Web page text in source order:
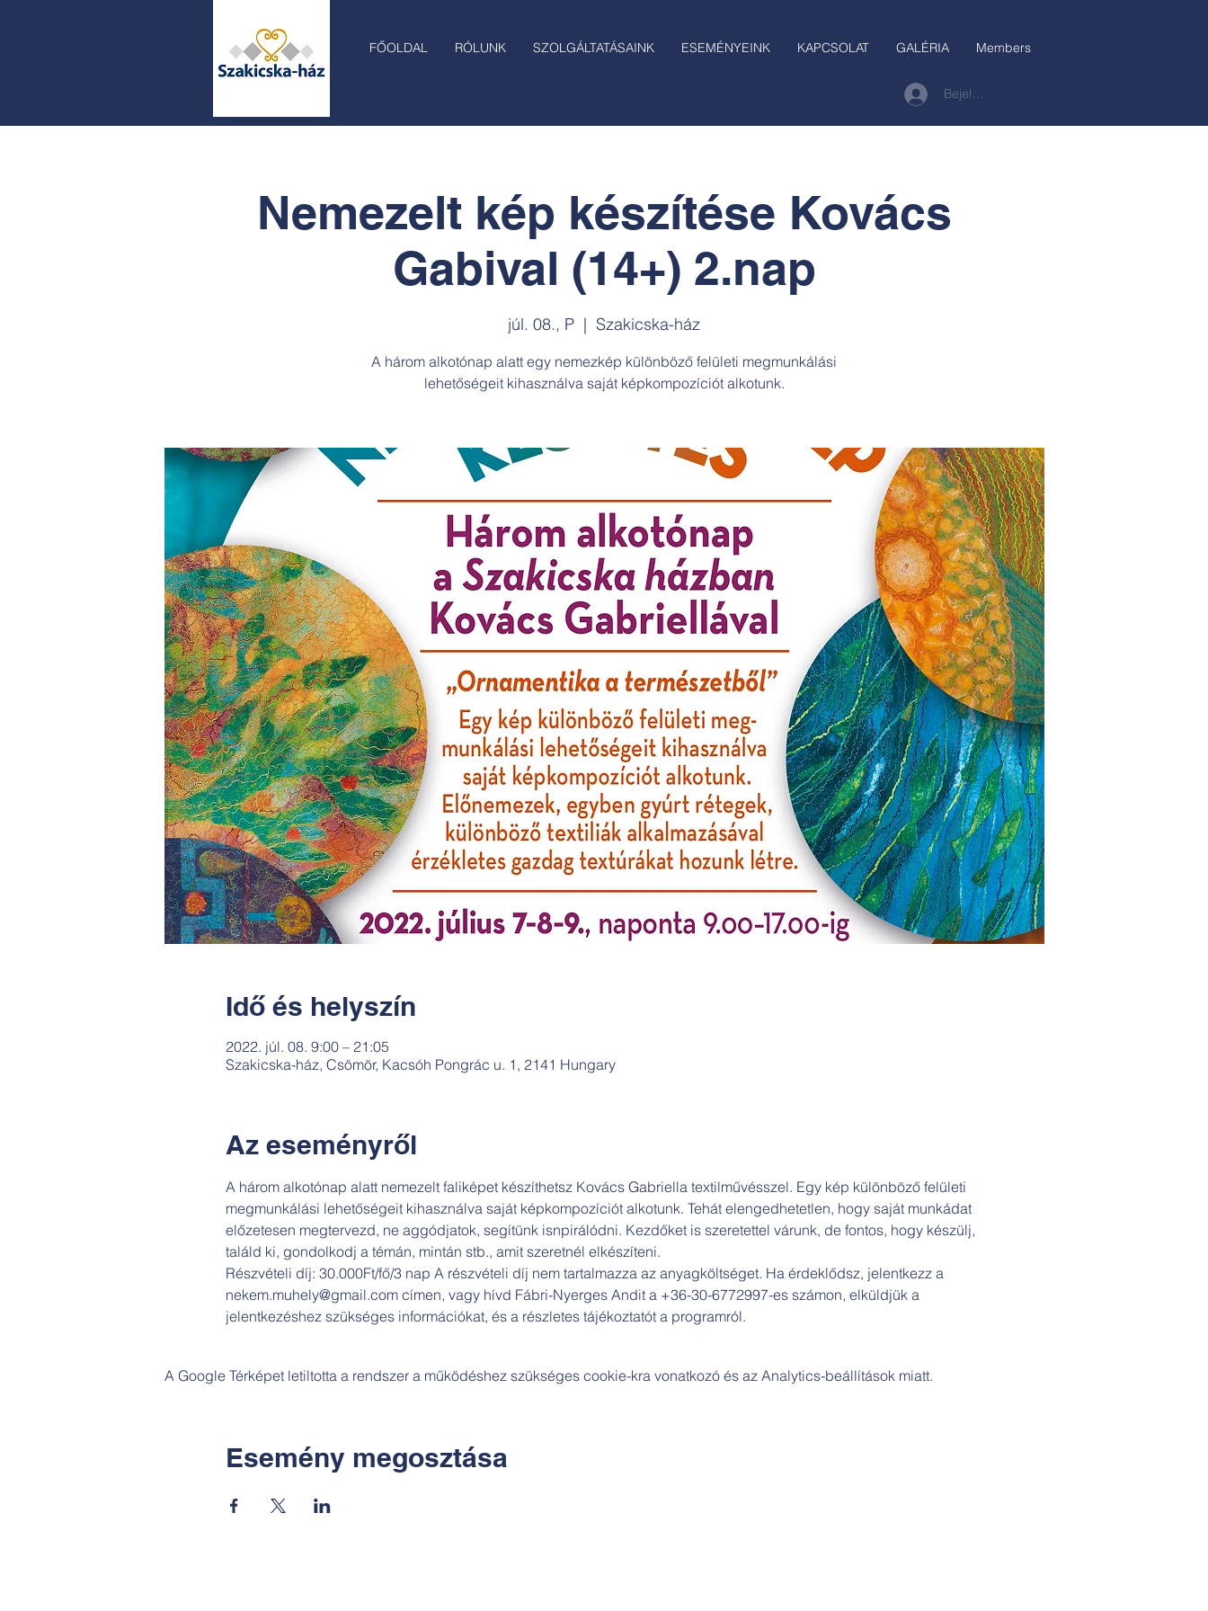
FŐOLDAL RÓLUNK SZOLGÁLTATÁSAINK ESEMÉNYEINK KAPCSOLAT GALÉRIA Members
Bejelentkezés
Nemezelt kép készítése Kovács
Gabival (14+) 2.nap
júl. 08., P
  |
Szakicska-ház
A három alkotónap alatt egy nemezkép különböző felületi megmunkálási
lehetőségeit kihasználva saját képkompozíciót alkotunk.
Idő és helyszín
2022. júl. 08. 9:00 – 21:05
Szakicska-ház, Csömör, Kacsóh Pongrác u. 1, 2141 Hungary
Az eseményről
A három alkotónap alatt nemezelt faliképet készíthetsz Kovács Gabriella textilművésszel. Egy kép különböző felületi
megmunkálási lehetőségeit kihasználva saját képkompozíciót alkotunk. Tehát elengedhetetlen, hogy saját munkádat
előzetesen megtervezd, ne aggódjatok, segítünk isnpirálódni. Kezdőket is szeretettel várunk, de fontos, hogy készülj,
találd ki, gondolkodj a témán, mintán stb., amit szeretnél elkészíteni.
Részvételi díj: 30.000Ft/fő/3 nap A részvételi díj nem tartalmazza az anyagköltséget. Ha érdeklődsz, jelentkezz a
nekem.muhely@gmail.com címen, vagy hívd Fábri-Nyerges Andit a +36-30-6772997-es számon, elküldjük a
jelentkezéshez szükséges információkat, és a részletes tájékoztatót a programról.
A Google Térképet letiltotta a rendszer a működéshez szükséges cookie-kra vonatkozó és az Analytics-beállítások miatt.
Esemény megosztása